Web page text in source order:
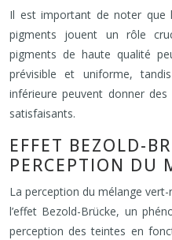
Il est important de noter que
pigments jouent un rôle
pigments de haute qualité
prévisible et uniforme,
inférieure peuvent donner
satisfaisants.
EFFET BEZOLD-
PERCEPTION DU
La perception du mélange
l’effet Bezold-Brücke, un
perception des teintes en